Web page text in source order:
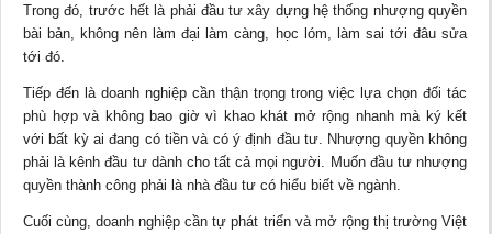
Trong đó, trước hết là phải đầu tư xây dựng hệ thống nhượng quyền
bài bản, không nên làm đại làm càng, học lóm, làm sai tới đâu sửa
tới đó.
Tiếp đến là doanh nghiệp cần thận trọng trong việc lựa chọn đối tác
phù hợp và không bao giờ vì khao khát mở rộng nhanh mà ký kết
với bất kỳ ai đang có tiền và có ý định đầu tư. Nhượng quyền không
phải là kênh đầu tư dành cho tất cả mọi người. Muốn đầu tư nhượng
quyền thành công phải là nhà đầu tư có hiểu biết về ngành.
Cuối cùng, doanh nghiệp cần tự phát triển và mở rộng thị trường Việt